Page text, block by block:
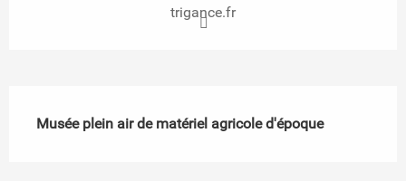
trigance.fr
Musée plein air de matériel agricole d'époque